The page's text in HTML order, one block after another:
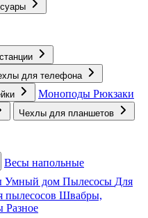
для телефона
Моноподы Рюкзаки
Чехлы для планшетов
Весы напольные
Умный дом Пылесосы Для
пылесосов Швабры,
Разное